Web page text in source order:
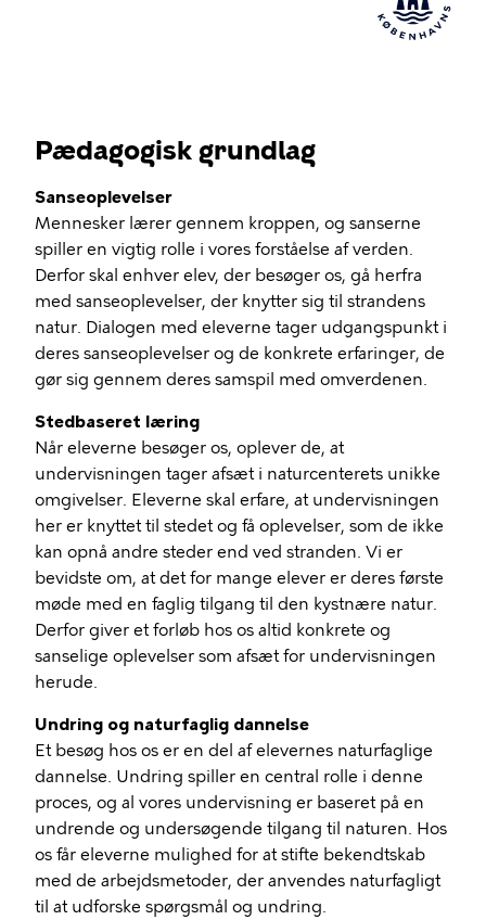
Pædagogisk grundlag
Sanseoplevelser
Mennesker lærer gennem kroppen, og sanserne
spiller en vigtig rolle i vores forståelse af verden.
Derfor skal enhver elev, der besøger os, gå herfra
med sanseoplevelser, der knytter sig til strandens
natur. Dialogen med eleverne tager udgangspunkt i
deres sanseoplevelser og de konkrete erfaringer, de
gør sig gennem deres samspil med omverdenen.
Stedbaseret læring
Når eleverne besøger os, oplever de, at
undervisningen tager afsæt i naturcenterets unikke
omgivelser. Eleverne skal erfare, at undervisningen
her er knyttet til stedet og få oplevelser, som de ikke
kan opnå andre steder end ved stranden. Vi er
bevidste om, at det for mange elever er deres første
møde med en faglig tilgang til den kystnære natur.
Derfor giver et forløb hos os altid konkrete og
sanselige oplevelser som afsæt for undervisningen
herude.
Undring og naturfaglig dannelse
Et besøg hos os er en del af elevernes naturfaglige
dannelse. Undring spiller en central rolle i denne
proces, og al vores undervisning er baseret på en
undrende og undersøgende tilgang til naturen. Hos
os får eleverne mulighed for at stifte bekendtskab
med de arbejdsmetoder, der anvendes naturfagligt
til at udforske spørgsmål og undring.